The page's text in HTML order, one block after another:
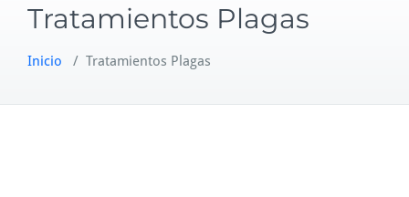
Tratamientos Plagas
Inicio / Tratamientos Plagas